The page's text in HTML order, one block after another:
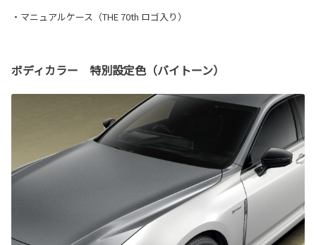
・マニュアルケース（THE 70th ロゴ入り）
ボディカラー 特別設定色（バイトーン）